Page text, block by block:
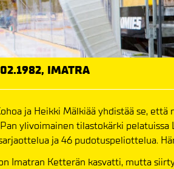
IMATRA
ja Heikki Mälkiää yhdistää se,
ylivoimainen tilastokärki
ja 46 pudotuspeliottelua.
Imatran Ketterän kasvatti, mutta